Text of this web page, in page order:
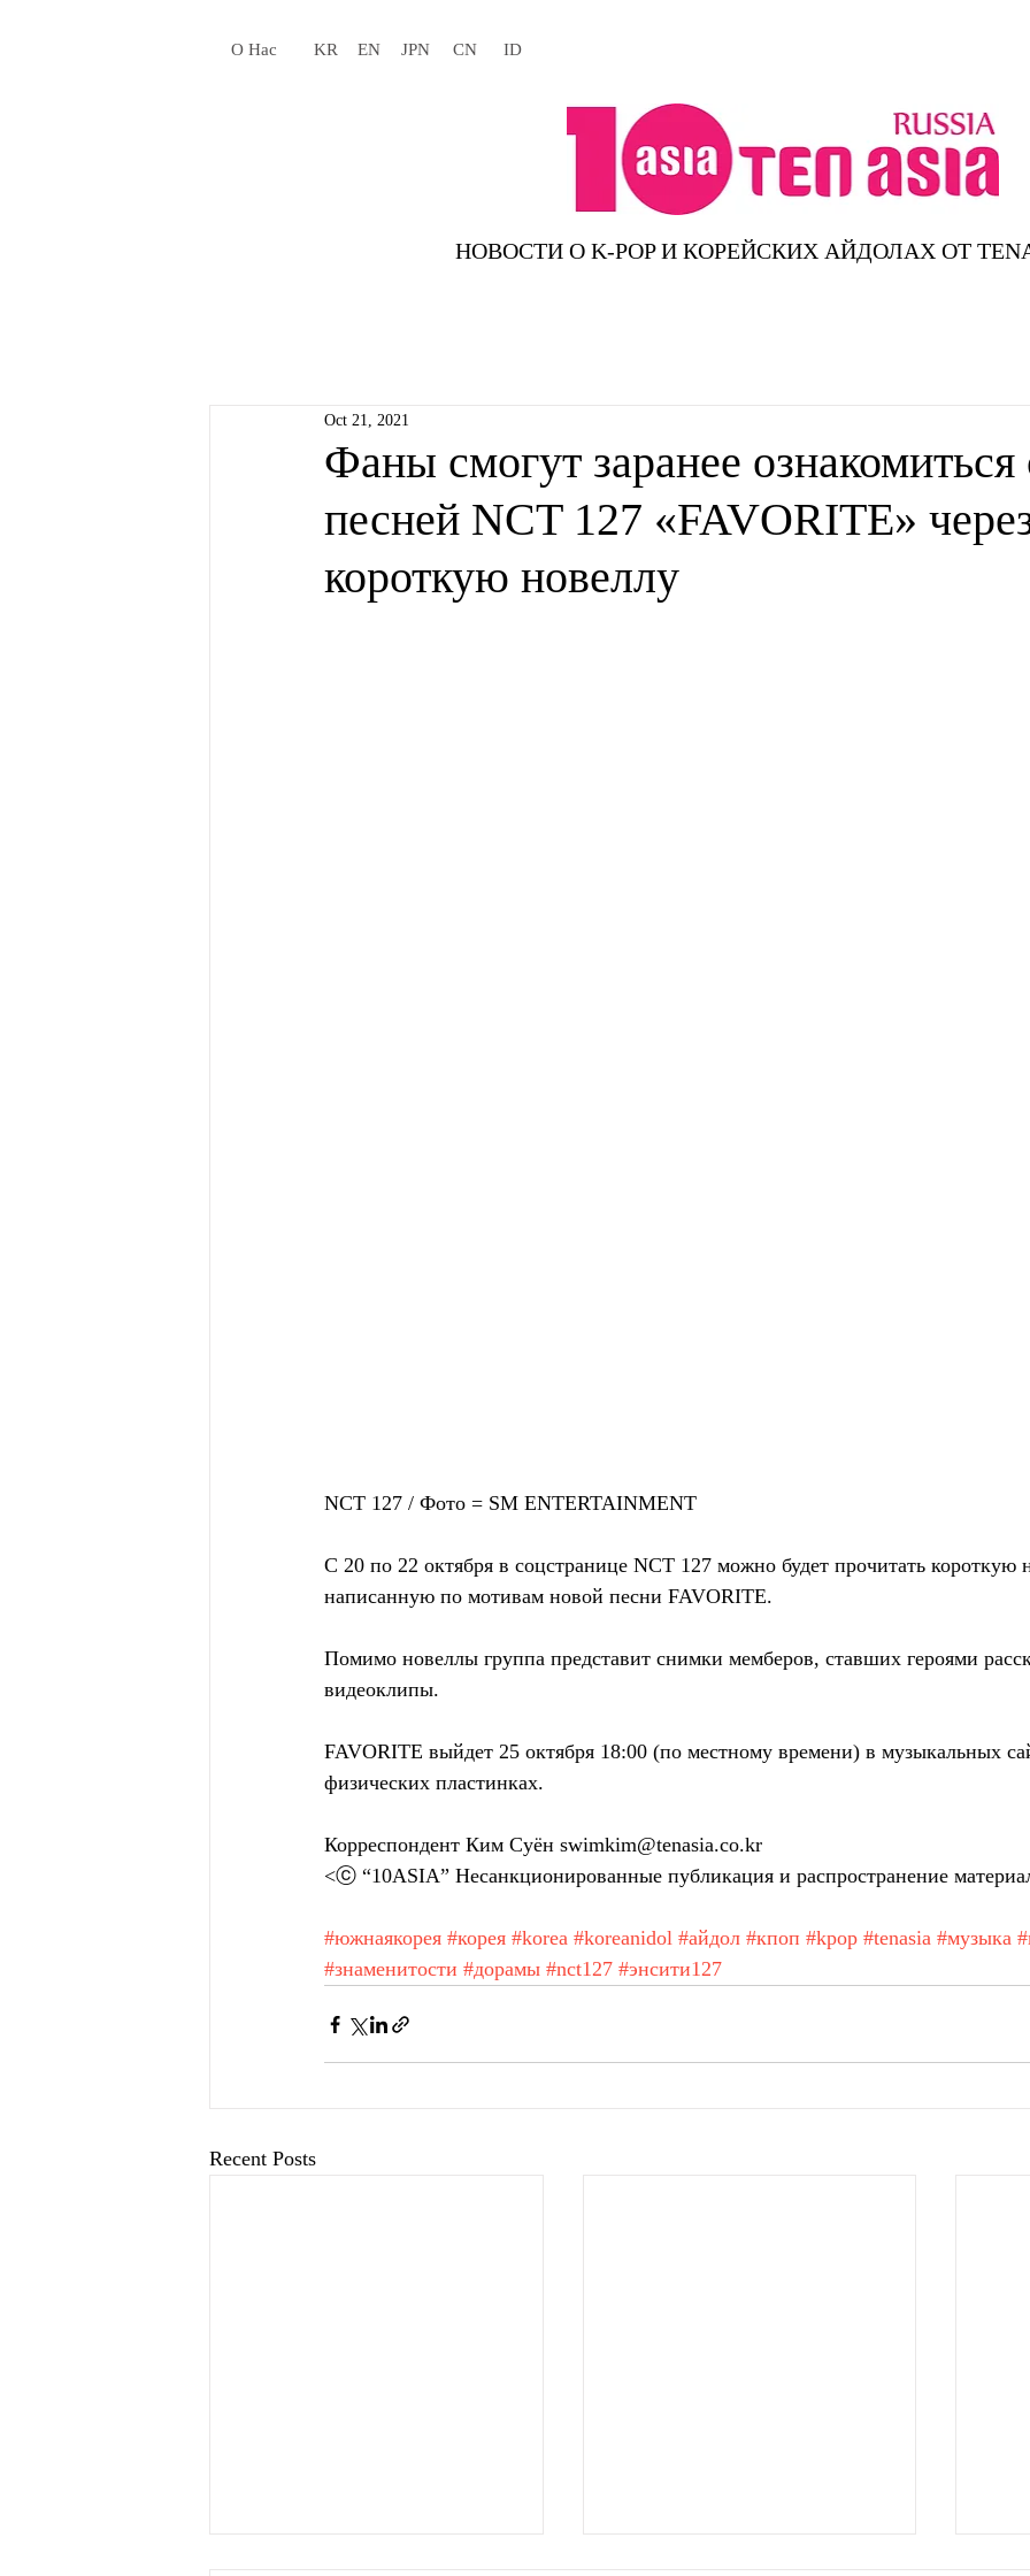
О Нас KR EN JPN CN ID
НОВОСТИ О K-POP И КОРЕЙСКИХ АЙДОЛАХ ОТ
Фаны смогут заранее ознакомиться
песней NCT 127 «FAVORITE»
короткую новеллу
Oct 21, 2021
NCT 127 / Фото = SM ENTERTAINMENT
С 20 по 22 октября в соцстранице NCT 127 можно будет прочитать короткую
написанную по мотивам новой песни FAVORITE.
Помимо новеллы группа представит снимки мемберов, ставших героями
видеоклипы.
FAVORITE выйдет 25 октября 18:00 (по местному времени) в музыкальных
физических пластинках.
Корреспондент Ким Суён swimkim@tenasia.co.kr
<ⓒ “10ASIA” Несанкционированные публикация и распространение
#южнаякорея #корея #korea #koreanidol #айдол #кпоп #kpop #tenasia #музыка
#знаменитости #дорамы #nct127 #энсити127
Recent Posts